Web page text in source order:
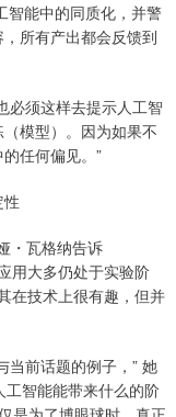
能中的同质化，并警
所有产出都会反馈到
须这样去提示人工智
模型）。因为如果不
任何偏见。”
・瓦格纳告诉
用大多仍处于实验阶
在技术上很有趣，但并
前话题的例子，” 她
工智能能带来什么的阶